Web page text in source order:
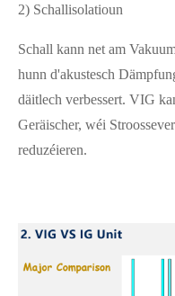
2) Schallisolatioun
Schall kann net am
hunn d'akustesch
däitlech verbessert. VIG
Geräischer, wéi
reduzéieren.